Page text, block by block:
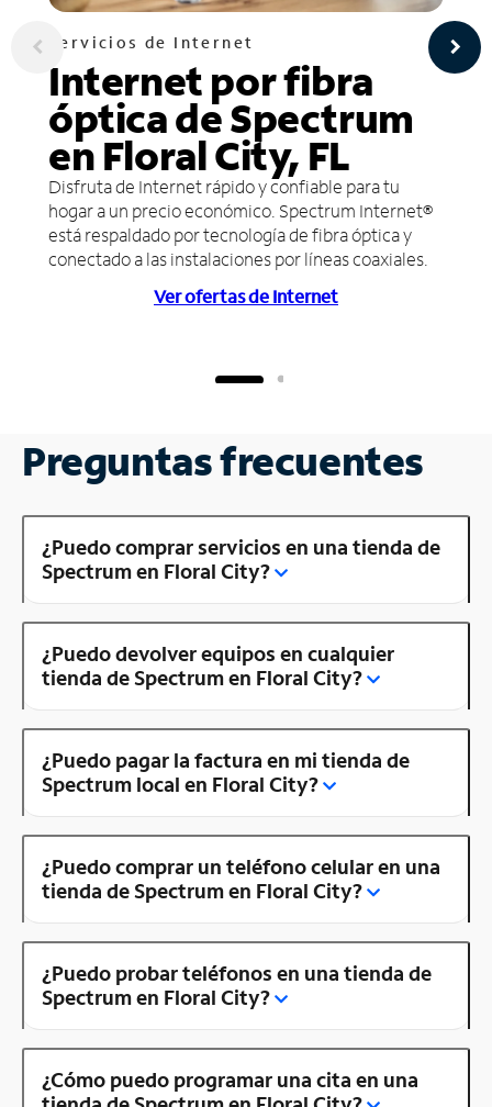
Servicios de Internet
Internet por fibra
óptica de Spectrum
en Floral City, FL
Disfruta de Internet rápido y confiable para tu
hogar a un precio económico. Spectrum Internet®
está respaldado por tecnología de fibra óptica y
conectado a las instalaciones por líneas coaxiales.
Ver ofertas de Internet
Preguntas frecuentes
¿Puedo comprar servicios en una tienda de
Spectrum en Floral City?
¿Puedo devolver equipos en cualquier
tienda de Spectrum en Floral City?
¿Puedo pagar la factura en mi tienda de
Spectrum local en Floral City?
¿Puedo comprar un teléfono celular en una
tienda de Spectrum en Floral City?
¿Puedo probar teléfonos en una tienda de
Spectrum en Floral City?
¿Cómo puedo programar una cita en una